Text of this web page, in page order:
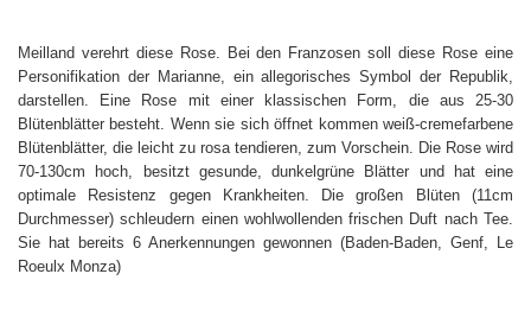
Meilland verehrt diese Rose. Bei den Franzosen soll diese Rose eine
Personifikation der Marianne, ein allegorisches Symbol der Republik,
darstellen. Eine Rose mit einer klassischen Form, die aus 25-30
Blütenblätter besteht. Wenn sie sich öffnet kommen weiß-cremefarbene
Blütenblätter, die leicht zu rosa tendieren, zum Vorschein. Die Rose wird
70-130cm hoch, besitzt gesunde, dunkelgrüne Blätter und hat eine
optimale Resistenz gegen Krankheiten. Die großen Blüten (11cm
Durchmesser) schleudern einen wohlwollenden frischen Duft nach Tee.
Sie hat bereits 6 Anerkennungen gewonnen (Baden-Baden, Genf, Le
Roeulx Monza)